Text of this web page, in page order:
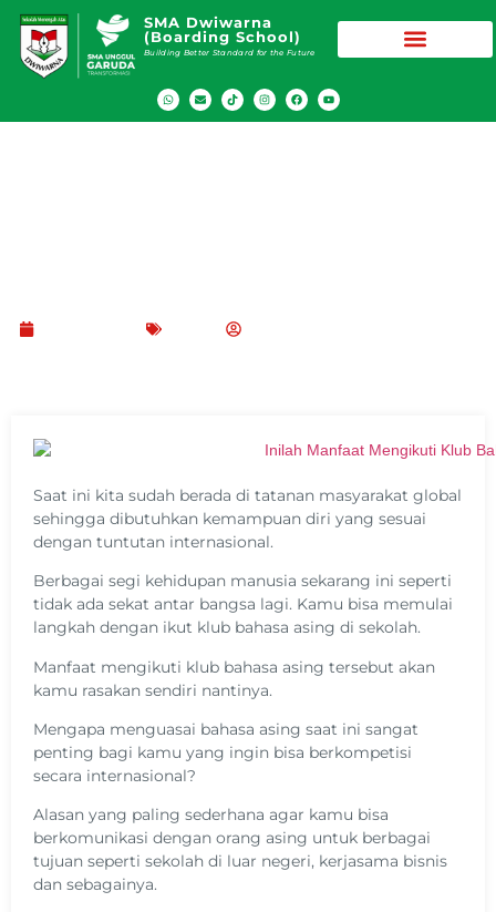
SMA Dwiwarna
(Boarding School)
Building Better Standard for the Future
Saat ini kita sudah berada di tatanan masyarakat global
sehingga dibutuhkan kemampuan diri yang sesuai
dengan tuntutan internasional.
Berbagai segi kehidupan manusia sekarang ini seperti
tidak ada sekat antar bangsa lagi. Kamu bisa memulai
langkah dengan ikut klub bahasa asing di sekolah.
Manfaat mengikuti klub bahasa asing tersebut akan
kamu rasakan sendiri nantinya.
Mengapa menguasai bahasa asing saat ini sangat
penting bagi kamu yang ingin bisa berkompetisi
secara internasional?
Alasan yang paling sederhana agar kamu bisa
berkomunikasi dengan orang asing untuk berbagai
tujuan seperti sekolah di luar negeri, kerjasama bisnis
dan sebagainya.